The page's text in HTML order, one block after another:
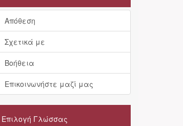
Απόθεση
Σχετικά με
Βοήθεια
Επικοινωνήστε μαζί μας
Επιλογή Γλώσσας